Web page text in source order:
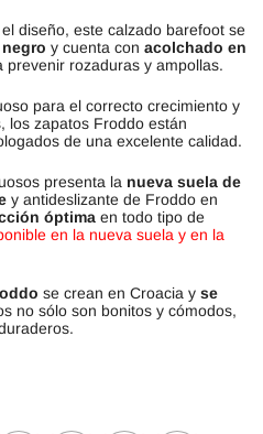
diseño, este calzado barefoot se
y cuenta con acolchado en
prevenir rozaduras y ampollas.
para el correcto crecimiento y
los zapatos Froddo están
de una excelente calidad.
presenta la nueva suela de
y antideslizante de Froddo en
óptima en todo tipo de
en la nueva suela y en la
se crean en Croacia y se
no sólo son bonitos y cómodos,